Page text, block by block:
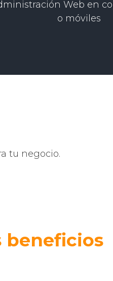
Web en
o móviles
tu negocio.
beneficios